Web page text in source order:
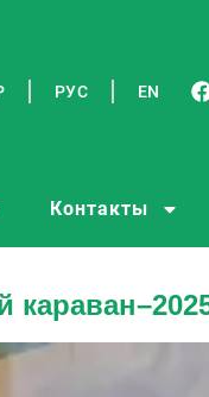
РУС EN
Контакты